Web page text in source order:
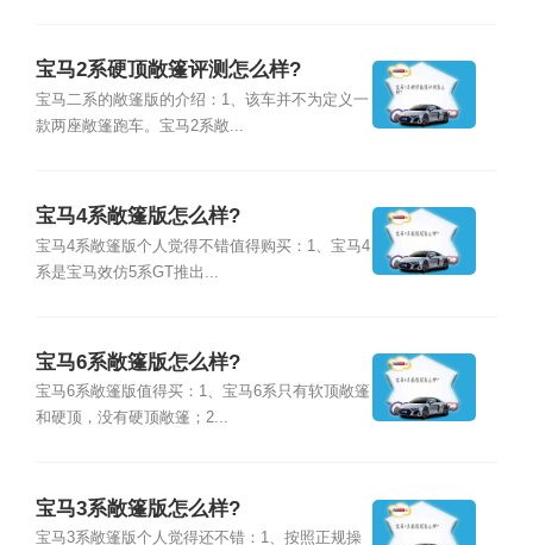
宝马2系硬顶敞篷评测怎么样?
宝马二系的敞篷版的介绍：1、该车并不为定义一
款两座敞篷跑车。宝马2系敞...
宝马4系敞篷版怎么样?
宝马4系敞篷版个人觉得不错值得购买：1、宝马4
系是宝马效仿5系GT推出...
宝马6系敞篷版怎么样?
宝马6系敞篷版值得买：1、宝马6系只有软顶敞篷
和硬顶，没有硬顶敞篷；2...
宝马3系敞篷版怎么样?
宝马3系敞篷版个人觉得还不错：1、按照正规操